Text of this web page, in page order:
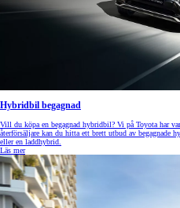
Hybridbil begagnad
Vill du köpa en begagnad hybridbil? Vi på Toyota har
återförsäljare kan du hitta ett brett utbud av begagnade
eller en laddhybrid.
Läs mer